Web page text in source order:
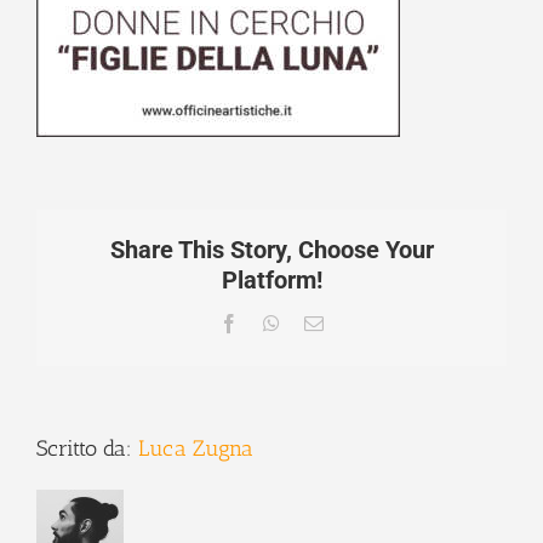
Share This Story, Choose Your
Platform!
FacebookWhatsApp
Email
Scritto da: Luca Zugna